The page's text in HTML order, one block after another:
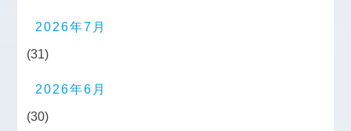
2026年7月
(31)
2026年6月
(30)